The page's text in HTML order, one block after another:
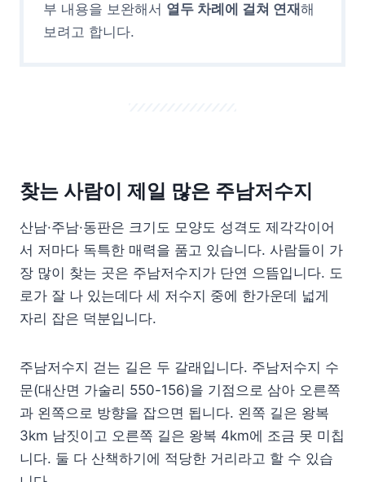
부 내용을 보완해서 열두 차례에 걸쳐 연재해
보려고 합니다.
찾는 사람이 제일 많은 주남저수지
산남·주남·동판은 크기도 모양도 성격도 제각각이어
서 저마다 독특한 매력을 품고 있습니다. 사람들이 가
장 많이 찾는 곳은 주남저수지가 단연 으뜸입니다. 도
로가 잘 나 있는데다 세 저수지 중에 한가운데 넓게
자리 잡은 덕분입니다.
주남저수지 걷는 길은 두 갈래입니다. 주남저수지 수
문(대산면 가술리 550-156)을 기점으로 삼아 오른쪽
과 왼쪽으로 방향을 잡으면 됩니다. 왼쪽 길은 왕복
3km 남짓이고 오른쪽 길은 왕복 4km에 조금 못 미칩
니다. 둘 다 산책하기에 적당한 거리라고 할 수 있습